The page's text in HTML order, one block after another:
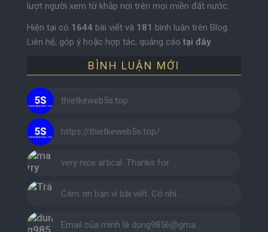
lượt người xem từ khắp nơi trên mọi miền đất nước.
Hiện tại có 1644bài viết và 181 bình luận trên Blog.
Liên hệ, góp ý hoặc hợp tác, quảng cáotại đây.
BÌNH LUẬN MỚI
thietkeweb5s.top
https://thietkeweb5s.top/
very nice artical. Thanks for …
Cám ơn bạn vì bài viết. Có nhi…
Email của mình là dung9856@gma…